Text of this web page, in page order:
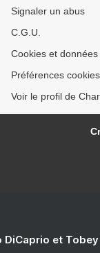
Signaler un abus
C.G.U.
Cookies et
Préférences cookies
Voir le profil de
DiCaprio et